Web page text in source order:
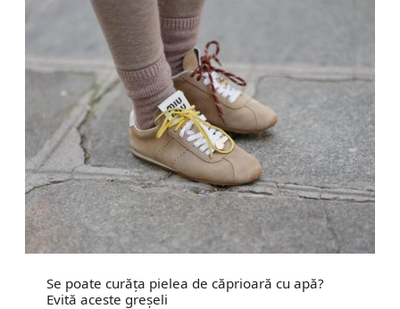
Se poate curăța pielea de căprioară cu apă?
Evită aceste greșeli